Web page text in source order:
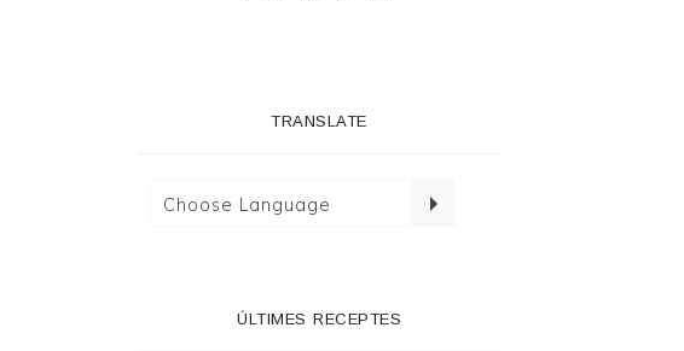
TRANSLATE
ÚLTIMES RECEPTES